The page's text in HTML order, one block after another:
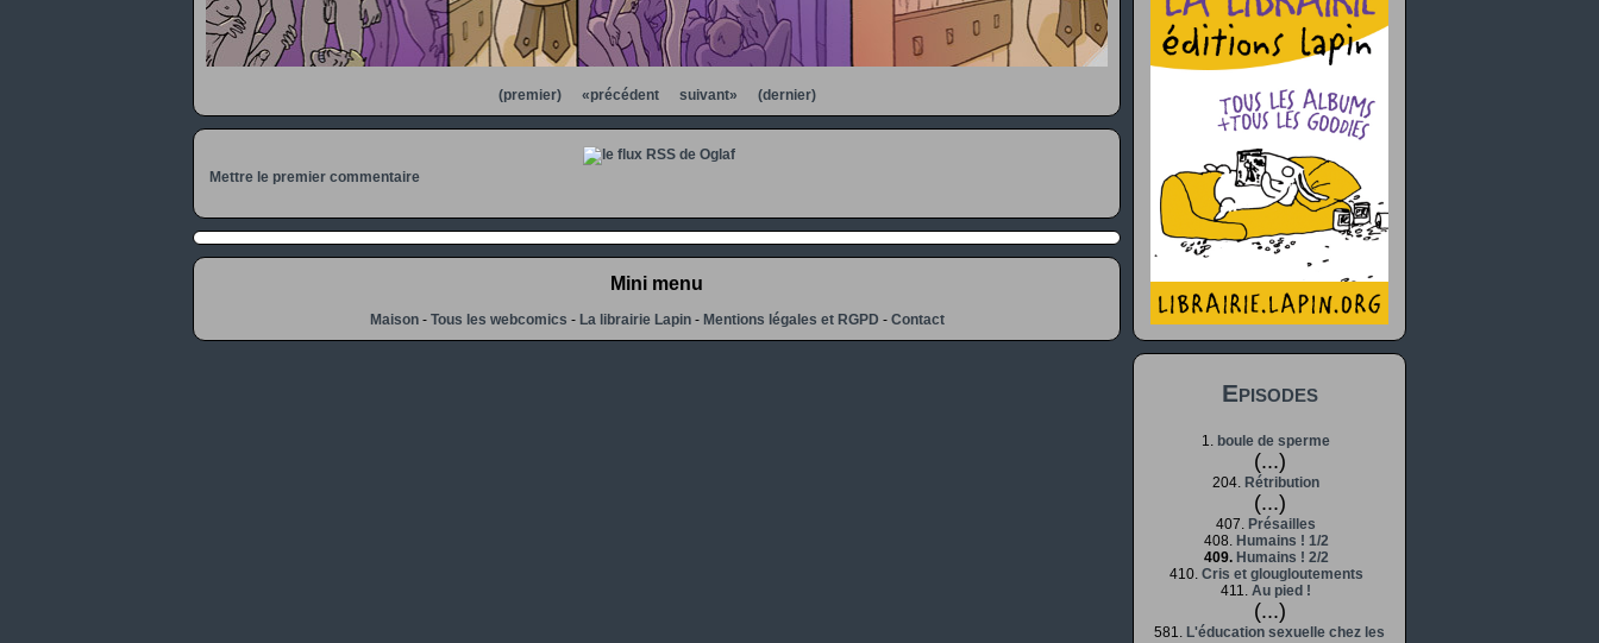
(premier) «précédent suivant» (dernier)
Mettre le premier commentaire
Mini menu
Maison- Tous les webcomics - La librairie Lapin- Mentions légales et RGPD - Contact
Episodes
1. boule de sperme
(...)
204. Rétribution
(...)
407. Présailles
408. Humains ! 1/2
409. Humains ! 2/2
410. Cris et glougloutements
411. Au pied !
(...)
581. L'éducation sexuelle chez les